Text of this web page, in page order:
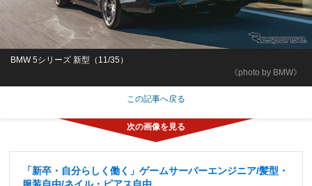
《photo by BMW》
BMW 5シリーズ 新型（11/35）
この記事へ戻る
「新卒・自分らしく働く」ゲームサーバーエンジニア/髪型・
服装自由/ネイル・ピアス自由